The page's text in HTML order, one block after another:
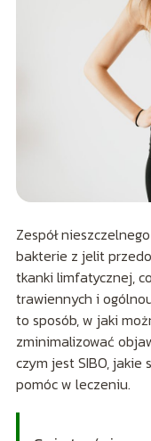
Zespół
bakterie z jelit
tkanki limfatycznej,
trawiennych i
to sposób, w jaki
zminimalizować
czym jest SIBO,
pomóc w leczeniu.